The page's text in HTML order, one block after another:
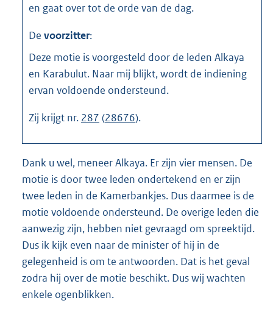
en gaat over tot de orde van de dag.
De voorzitter:
Deze motie is voorgesteld door de leden Alkaya
en Karabulut. Naar mij blijkt, wordt de indiening
ervan voldoende ondersteund.
Zij krijgt nr. 287 (28676).
Dank u wel, meneer Alkaya. Er zijn vier mensen. De
motie is door twee leden ondertekend en er zijn
twee leden in de Kamerbankjes. Dus daarmee is de
motie voldoende ondersteund. De overige leden die
aanwezig zijn, hebben niet gevraagd om spreektijd.
Dus ik kijk even naar de minister of hij in de
gelegenheid is om te antwoorden. Dat is het geval
zodra hij over de motie beschikt. Dus wij wachten
enkele ogenblikken.